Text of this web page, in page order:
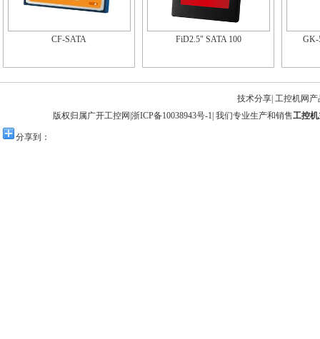
CF-SATA FiD2.5" SATA 100 GK-
技术分享| 工控机网产
版权归属广开工控网| 浙ICP备10038943号-1 | 我们专业生产和销售工控
分享到：